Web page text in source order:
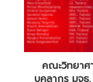
คณะวิทยาศ